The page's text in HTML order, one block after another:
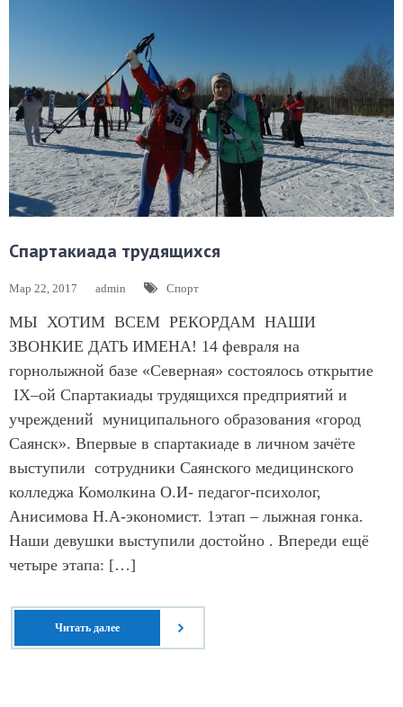
Спартакиада трудящихся
Мар 22, 2017 admin Спорт
МЫ ХОТИМ ВСЕМ РЕКОРДАМ НАШИ
ЗВОНКИЕ ДАТЬ ИМЕНА! 14 февраля на
горнолыжной базе «Северная» состоялось открытие
IХ–ой Спартакиады трудящихся предприятий и
учреждений муниципального образования «город
Саянск». Впервые в спартакиаде в личном зачёте
выступили сотрудники Саянского медицинского
колледжа Комолкина О.И- педагог-психолог,
Анисимова Н.А-экономист. 1этап – лыжная гонка.
Наши девушки выступили достойно . Впереди ещё
четыре этапа: […]
Читать далее